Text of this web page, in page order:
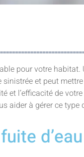
pour votre
et peut
et l’efficacité de
aider à gérer ce type
d’eau